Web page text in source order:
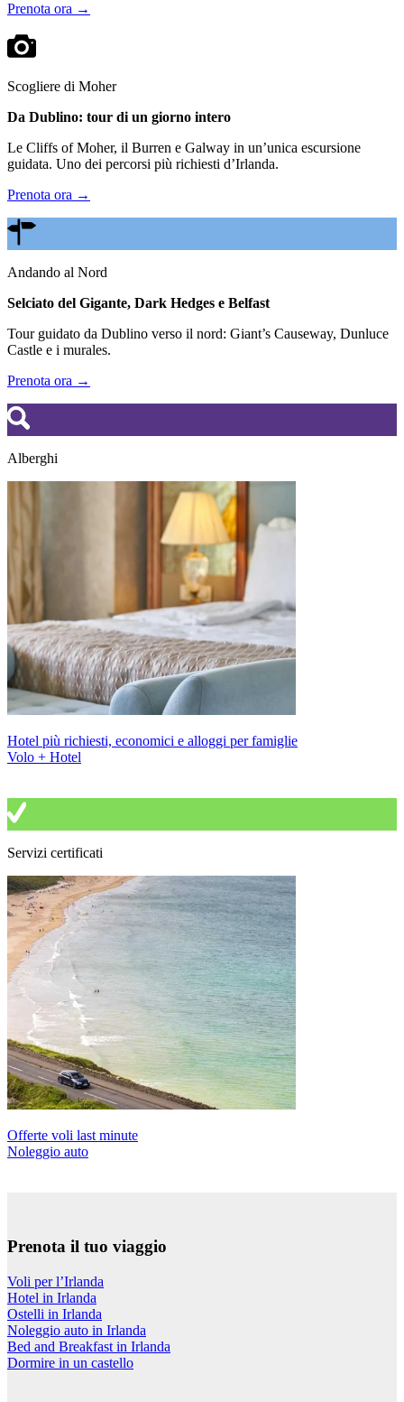
Prenota ora →
Scogliere di Moher
Da Dublino: tour di un giorno intero
Le Cliffs of Moher, il Burren e Galway in un’unica escursione
guidata. Uno dei percorsi più richiesti d’Irlanda.
Prenota ora →
Andando al Nord
Selciato del Gigante, Dark Hedges e Belfast
Tour guidato da Dublino verso il nord: Giant’s Causeway, Dunluce
Castle e i murales.
Prenota ora →
Alberghi
Hotel più richiesti, economici e alloggi per famiglie
Volo + Hotel
Servizi certificati
Offerte voli last minute
Noleggio auto
Prenota il tuo viaggio
Voli per l’Irlanda
Hotel in Irlanda
Ostelli in Irlanda
Noleggio auto in Irlanda
Bed and Breakfast in Irlanda
Dormire in un castello